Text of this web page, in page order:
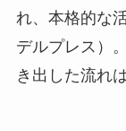
れ、本格的な
デルプレス）
き出した流れ